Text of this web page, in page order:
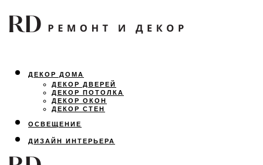
ДЕКОР ДОМА
ДЕКОР ДВЕРЕЙ
ДЕКОР ПОТОЛКА
ДЕКОР ОКОН
ДЕКОР СТЕН
ОСВЕЩЕНИЕ
ДИЗАЙН ИНТЕРЬЕРА
ЛАНДШАФТНЫЙ ДИЗАЙН